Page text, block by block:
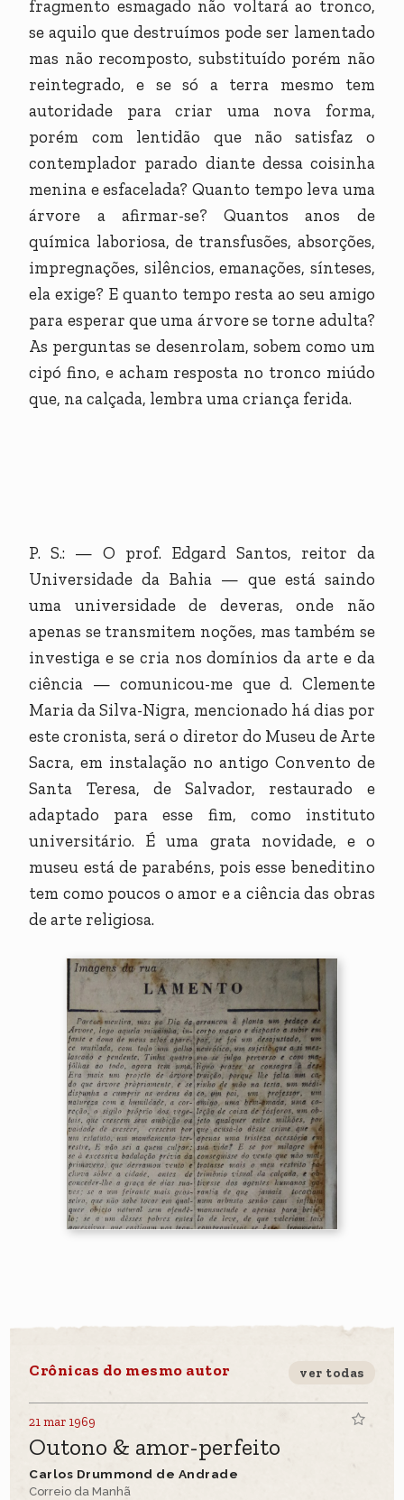
fragmento esmagado não voltará ao tronco,
se aquilo que destruímos pode ser lamentado
mas não recomposto, substituído porém não
reintegrado, e se só a terra mesmo tem
autoridade para criar uma nova forma,
porém com lentidão que não satisfaz o
contemplador parado diante dessa coisinha
menina e esfacelada? Quanto tempo leva uma
árvore a afirmar-se? Quantos anos de
química laboriosa, de transfusões, absorções,
impregnações, silêncios, emanações, sínteses,
ela exige? E quanto tempo resta ao seu amigo
para esperar que uma árvore se torne adulta?
As perguntas se desenrolam, sobem como um
cipó fino, e acham resposta no tronco miúdo
que, na calçada, lembra uma criança ferida.
P. S.: — O prof. Edgard Santos, reitor da
Universidade da Bahia — que está saindo
uma universidade de deveras, onde não
apenas se transmitem noções, mas também se
investiga e se cria nos domínios da arte e da
ciência — comunicou-me que d. Clemente
Maria da Silva-Nigra, mencionado há dias por
este cronista, será o diretor do Museu de Arte
Sacra, em instalação no antigo Convento de
Santa Teresa, de Salvador, restaurado e
adaptado para esse fim, como instituto
universitário. É uma grata novidade, e o
museu está de parabéns, pois esse beneditino
tem como poucos o amor e a ciência das obras
de arte religiosa.
Crônicas do mesmo autor ver todas
21 mar 1969
Outono & amor-perfeito
Carlos Drummond de Andrade
Correio da Manhã